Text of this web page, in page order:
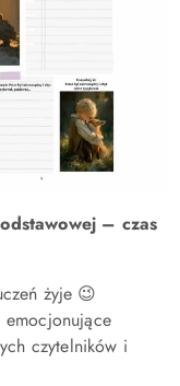
– czas
żyje 😉
emocjonujące
czytelników i